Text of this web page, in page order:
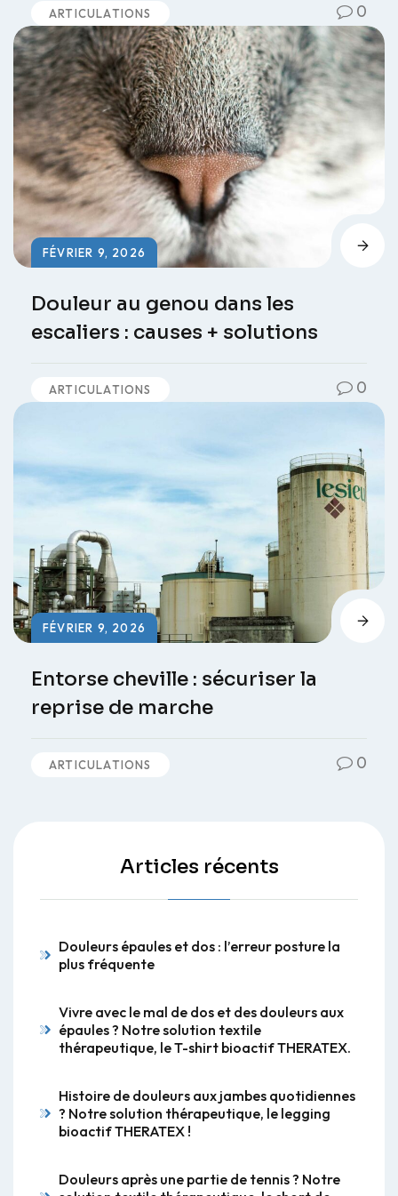
ARTICULATIONS 0
FÉVRIER 9, 2026
Douleur au genou dans les
escaliers : causes + solutions
ARTICULATIONS 0
FÉVRIER 9, 2026
Entorse cheville : sécuriser la
reprise de marche
ARTICULATIONS 0
Articles récents
Douleurs épaules et dos : l’erreur posture la
plus fréquente
Vivre avec le mal de dos et des douleurs aux
épaules ? Notre solution textile
thérapeutique, le T-shirt bioactif THERATEX.
Histoire de douleurs aux jambes quotidiennes
? Notre solution thérapeutique, le legging
bioactif THERATEX !
Douleurs après une partie de tennis ? Notre